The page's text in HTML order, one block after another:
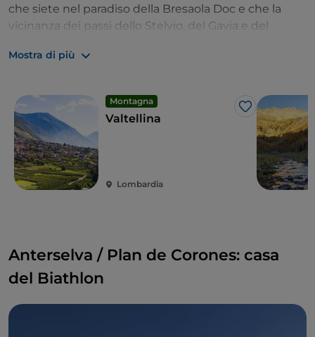
che siete nel paradiso della Bresaola Doc e che la
vicinanza dei passi dello Stelvio, del Gavia e del
nell’Olimpo delle due ruote, dove negli anni molti
Mostra di più
Montagna
Like
Valtellina
Lombardia
Anterselva / Plan de Corones: casa
del Biathlon